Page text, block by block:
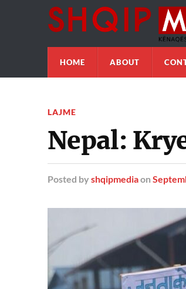
HOME ABOUT
LAJME
Nepal:
Posted by shqipmediaon